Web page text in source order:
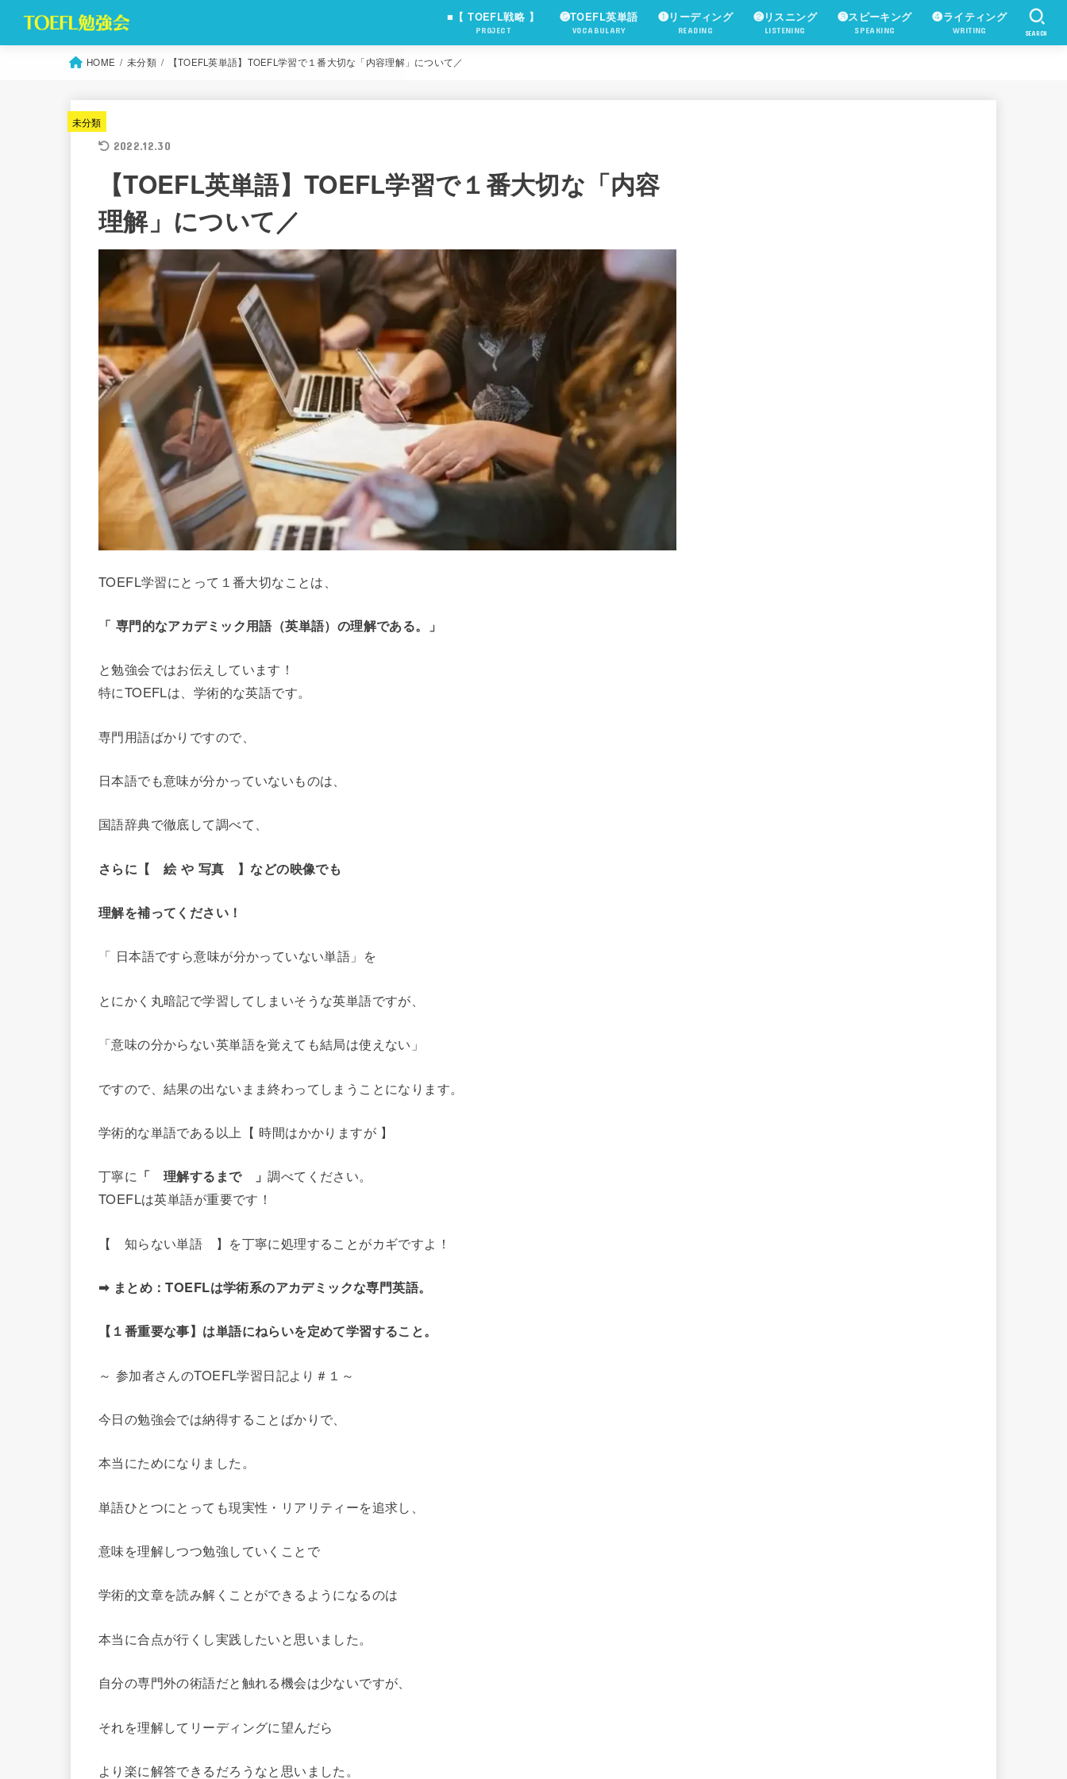
■【 TOEFL戦略 】
PROJECT
❺TOEFL英単語
VOCABULARY
❶リーディング
READING
❷リスニング
LISTENING
❸スピーキング
SPEAKING
❹ライティング
WRITING SEARCH
HOME 未分類 【TOEFL英単語】TOEFL学習で１番大切な「内容理解」について／
未分類
2022.12.30
【TOEFL英単語】TOEFL学習で１番大切な「内容
理解」について／
TOEFL学習にとって１番大切なことは、
「 専門的なアカデミック用語（英単語）の理解である。」
と勉強会ではお伝えしています！
特にTOEFLは、学術的な英語です。
専門用語ばかりですので、
日本語でも意味が分かっていないものは、
国語辞典で徹底して調べて、
さらに【 絵 や 写真 】などの映像でも
理解を補ってください！
「 日本語ですら意味が分かっていない単語」を
とにかく丸暗記で学習してしまいそうな英単語ですが、
「意味の分からない英単語を覚えても結局は使えない」
ですので、結果の出ないまま終わってしまうことになります。
学術的な単語である以上【 時間はかかりますが 】
丁寧に 「 理解するまで 」調べてください。
TOEFLは英単語が重要です！
【 知らない単語 】を丁寧に処理することがカギですよ！
➡ まとめ：TOEFLは学術系のアカデミックな専門英語。
【１番重要な事】は単語にねらいを定めて学習すること。
～ 参加者さんのTOEFL学習日記より＃１～
今日の勉強会では納得することばかりで、
本当にためになりました。
単語ひとつにとっても現実性・リアリティーを追求し、
意味を理解しつつ勉強していくことで
学術的文章を読み解くことができるようになるのは
本当に合点が行くし実践したいと思いました。
自分の専門外の術語だと触れる機会は少ないですが、
それを理解してリーディングに望んだら
より楽に解答できるだろうなと思いました。